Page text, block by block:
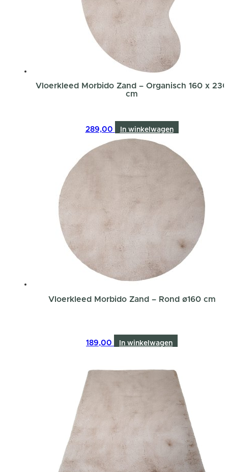
Vloerkleed Morbido Zand – Organisch 160 x 230
cm
289,00 In winkelwagen
Vloerkleed Morbido Zand – Rond ø160 cm
189,00 In winkelwagen